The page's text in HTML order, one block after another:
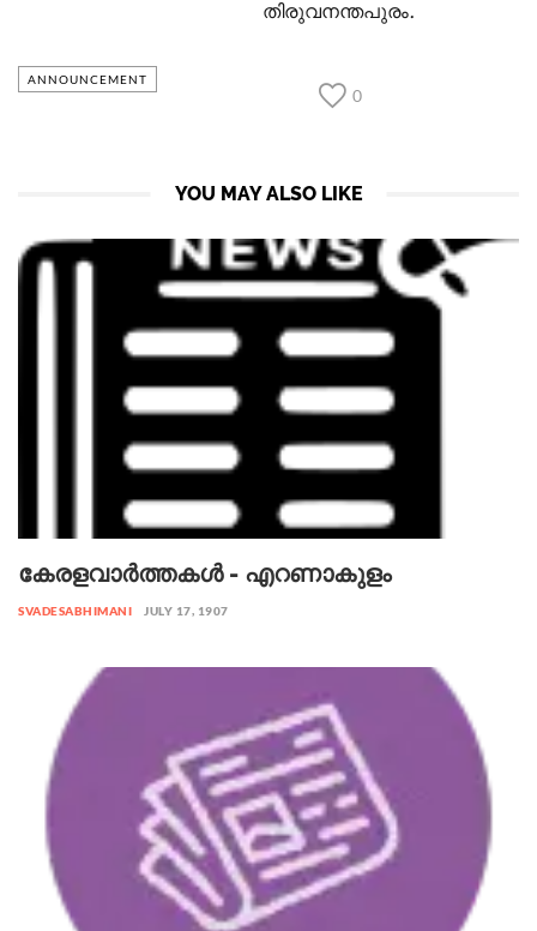
തിരുവനന്തപുരം.
ANNOUNCEMENT
0
YOU MAY ALSO LIKE
കേരളവാർത്തകൾ - എറണാകുളം
SVADESABHIMANI JULY 17, 1907